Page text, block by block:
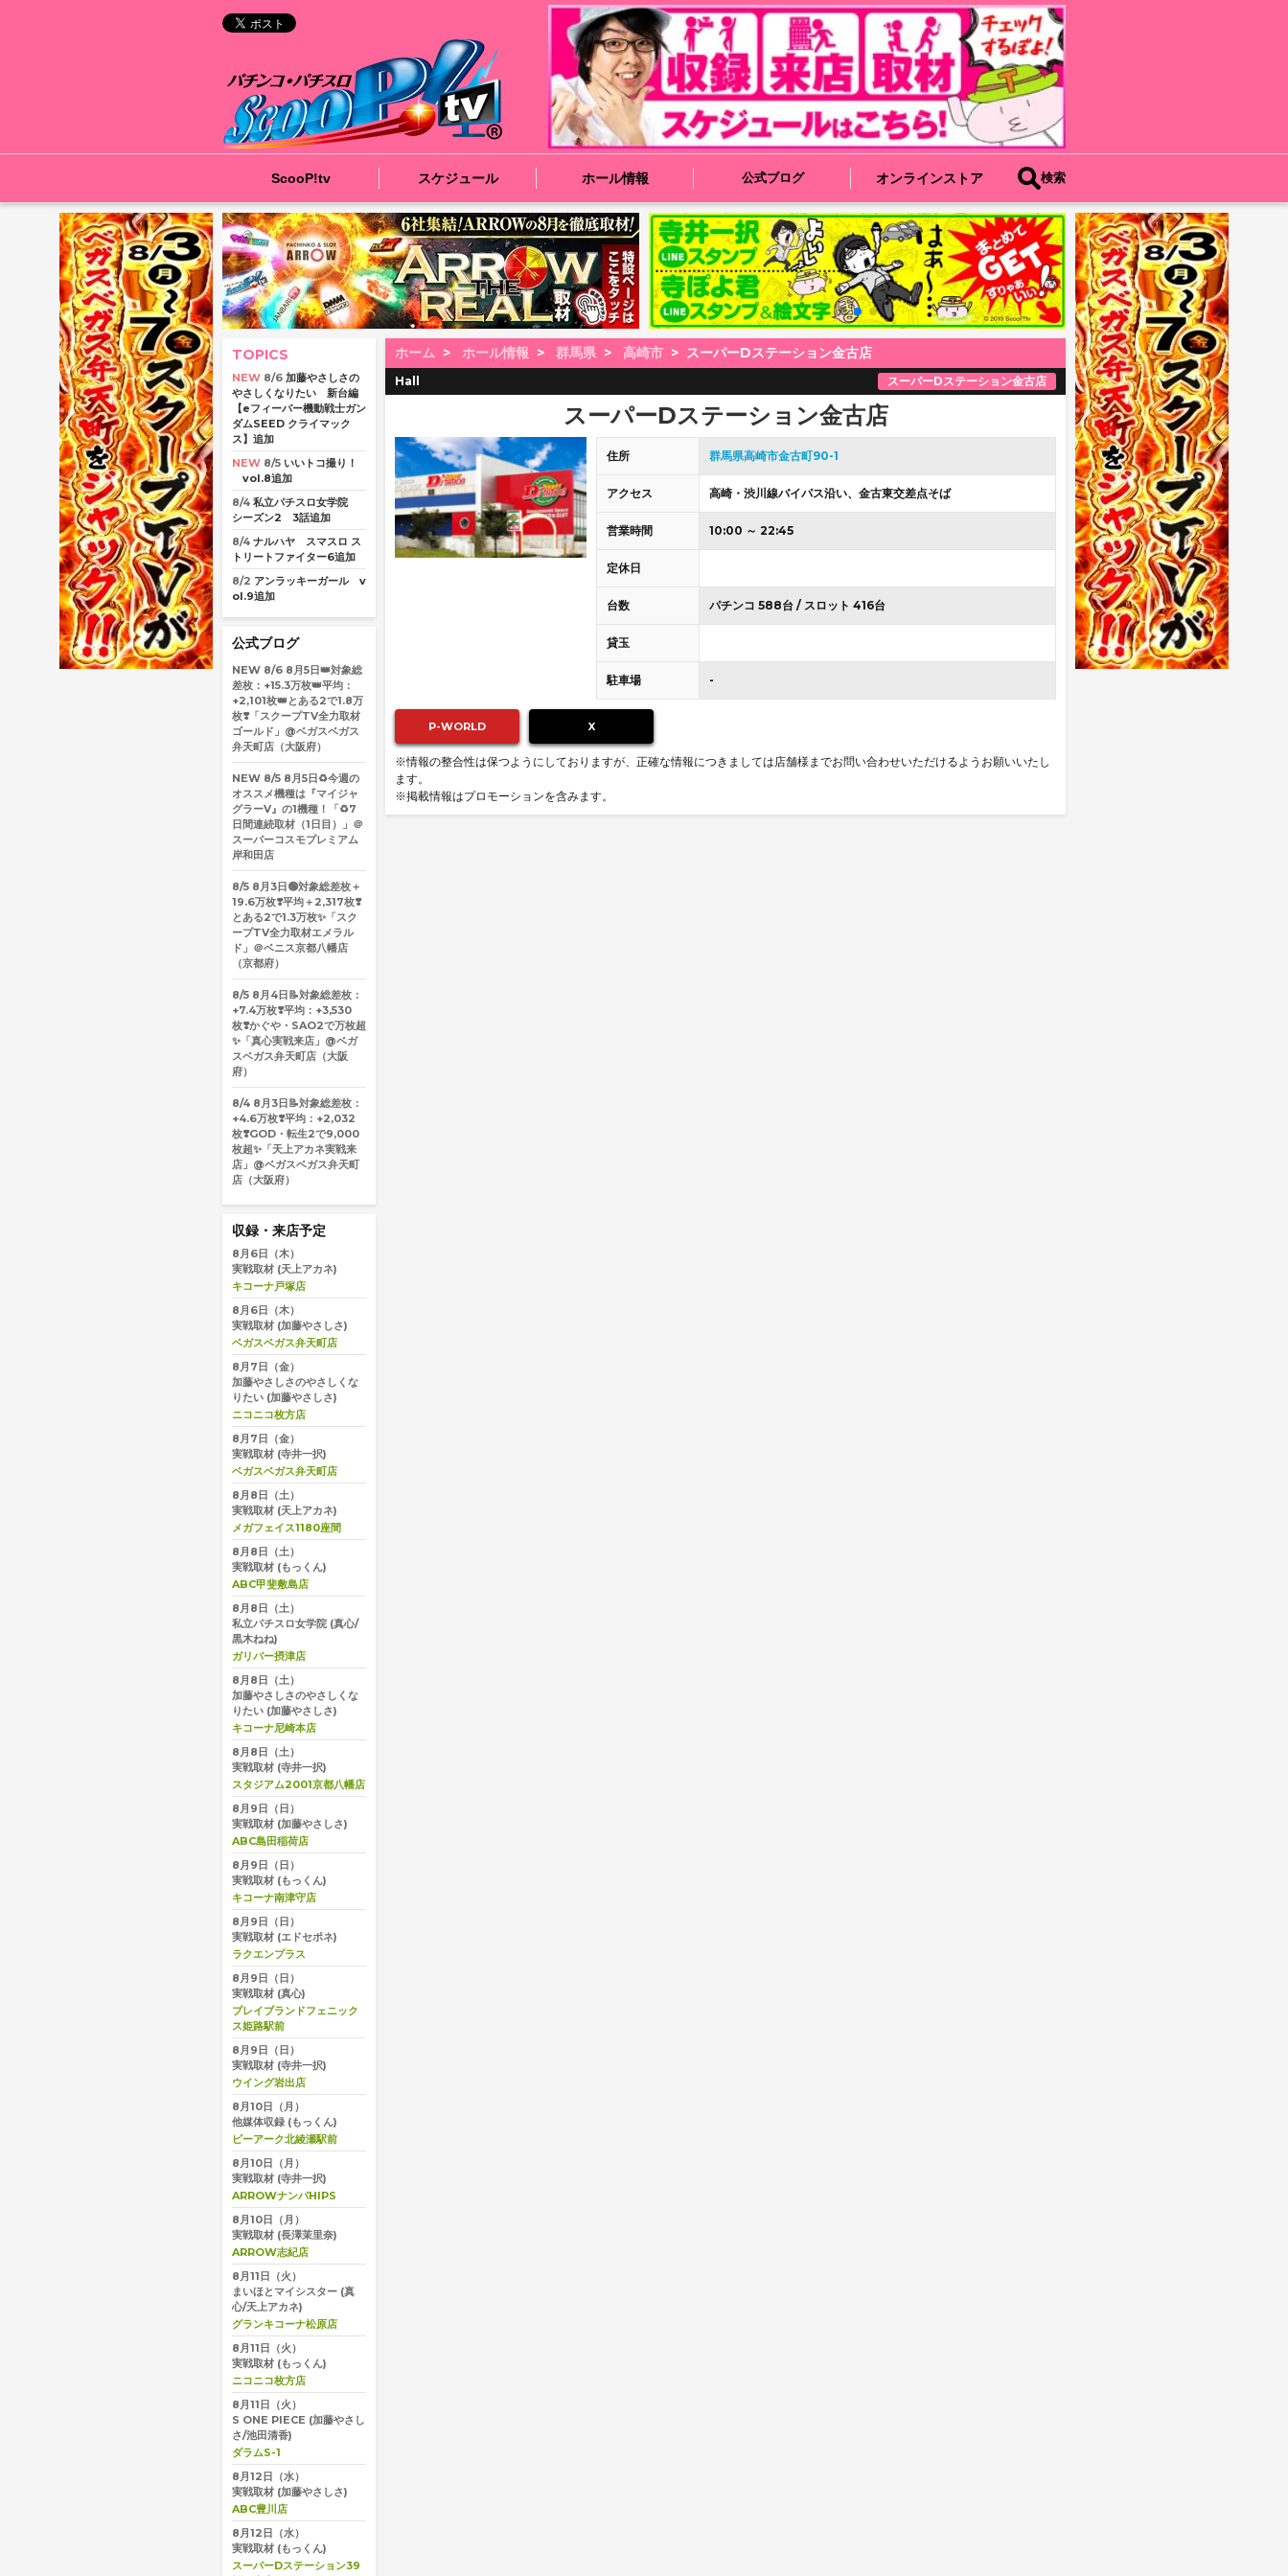
ScooP!tv スケジュール ホール情報 公式ブログ オンラインストア 検索
TOPICS
NEW 8/6 加藤やさしさの
やさしくなりたい 新台編
【eフィーバー機動戦士ガン
ダムSEED クライマック
ス】追加
NEW 8/5 いいトコ撮り！
vol.8追加
8/4 私立パチスロ女学院
シーズン2 3話追加
8/4 ナルハヤ スマスロ ス
トリートファイター6追加
8/2 アンラッキーガール v
ol.9追加
公式ブログ
NEW 8/6 8月5日👑対象総
差枚：+15.3万枚👑平均：
+2,101枚👑とある2で1.8万
枚❣️「スクープTV全力取材
ゴールド」@ベガスベガス
弁天町店（大阪府）
NEW 8/5 8月5日♻️今週の
オススメ機種は『マイジャ
グラーV』の1機種！「♻️7
日間連続取材（1日目）」＠
スーパーコスモプレミアム
岸和田店
8/5 8月3日🟢対象総差枚＋
19.6万枚❣️平均＋2,317枚❣️
とある2で1.3万枚✨「スク
ープTV全力取材エメラル
ド」＠ベニス京都八幡店
（京都府）
8/5 8月4日📝対象総差枚：
+7.4万枚❣️平均：+3,530
枚❣️かぐや・SAO2で万枚超
✨「真心実戦来店」@ベガ
スベガス弁天町店（大阪
府）
8/4 8月3日📝対象総差枚：
+4.6万枚❣️平均：+2,032
枚❣️GOD・転生2で9,000
枚超✨「天上アカネ実戦来
店」@ベガスベガス弁天町
店（大阪府）
収録・来店予定
8月6日（木）
実戦取材 (天上アカネ)
キコーナ戸塚店
8月6日（木）
実戦取材 (加藤やさしさ)
ベガスベガス弁天町店
8月7日（金）
加藤やさしさのやさしくな
りたい (加藤やさしさ)
ニコニコ枚方店
8月7日（金）
実戦取材 (寺井一択)
ベガスベガス弁天町店
8月8日（土）
実戦取材 (天上アカネ)
メガフェイス1180座間
8月8日（土）
実戦取材 (もっくん)
ABC甲斐敷島店
8月8日（土）
私立パチスロ女学院 (真心/
黒木ねね)
ガリバー摂津店
8月8日（土）
加藤やさしさのやさしくな
りたい (加藤やさしさ)
キコーナ尼崎本店
8月8日（土）
実戦取材 (寺井一択)
スタジアム2001京都八幡店
8月9日（日）
実戦取材 (加藤やさしさ)
ABC島田稲荷店
8月9日（日）
実戦取材 (もっくん)
キコーナ南津守店
8月9日（日）
実戦取材 (エドセポネ)
ラクエンプラス
8月9日（日）
実戦取材 (真心)
プレイブランドフェニック
ス姫路駅前
8月9日（日）
実戦取材 (寺井一択)
ウイング岩出店
8月10日（月）
他媒体収録 (もっくん)
ピーアーク北綾瀬駅前
8月10日（月）
実戦取材 (寺井一択)
ARROWナンバHIPS
8月10日（月）
実戦取材 (長澤茉里奈)
ARROW志紀店
8月11日（火）
まいほとマイシスター (真
心/天上アカネ)
グランキコーナ松原店
8月11日（火）
実戦取材 (もっくん)
ニコニコ枚方店
8月11日（火）
S ONE PIECE (加藤やさし
さ/池田清香)
ダラムS-1
8月12日（水）
実戦取材 (加藤やさしさ)
ABC豊川店
8月12日（水）
実戦取材 (もっくん)
スーパーDステーション39
ホーム ホール情報 群馬県 高崎市 スーパーDステーション金古店
Hall スーパーDステーション金古店
スーパーDステーション金古店
住所 群馬県高崎市金古町90-1
アクセス 高崎・渋川線バイパス沿い、金古東交差点そば
営業時間 10:00 ～ 22:45
定休日
台数 パチンコ 588台 / スロット 416台
貸玉
駐車場 -
P-WORLD X
※情報の整合性は保つようにしておりますが、正確な情報につきましては店舗様までお問い合わせいただけるようお願いいたし
ます。
※掲載情報はプロモーションを含みます。